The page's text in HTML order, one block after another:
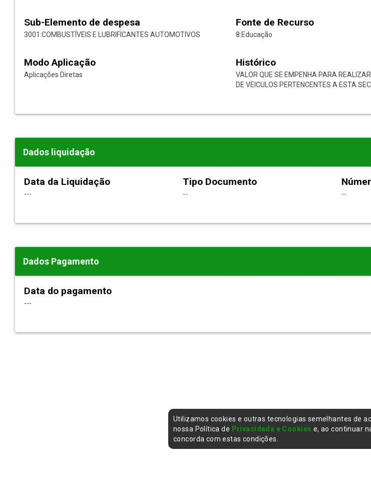
Sub-Elemento de despesa
3001:COMBUSTÍVEIS E LUBRIFICANTES AUTOMOTIVOS
Fonte de Recurso
8:Educação
Modo Aplicação
Aplicações Diretas
Histórico
VALOR QUE SE EMPENHA PARA
DE VEICULOS PERTENCENTES A ESTA
Dados liquidação
Data da Liquidação
---
Tipo Documento
-- --
Dados Pagamento
Data do pagamento
---
Utilizamos cookies e outras tecnologias semelhantes de
nossa Política de Privacidade e Cookies e, ao continuar
concorda com estas condições.